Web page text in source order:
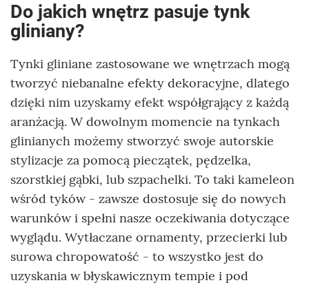
Do jakich wnętrz pasuje tynk
gliniany?
Tynki gliniane zastosowane we wnętrzach mogą
tworzyć niebanalne efekty dekoracyjne, dlatego
dzięki nim uzyskamy efekt współgrający z każdą
aranżacją. W dowolnym momencie na tynkach
glinianych możemy stworzyć swoje autorskie
stylizacje za pomocą pieczątek, pędzelka,
szorstkiej gąbki, lub szpachelki. To taki kameleon
wśród tyków - zawsze dostosuje się do nowych
warunków i spełni nasze oczekiwania dotyczące
wyglądu. Wytłaczane ornamenty, przecierki lub
surowa chropowatość - to wszystko jest do
uzyskania w błyskawicznym tempie i pod